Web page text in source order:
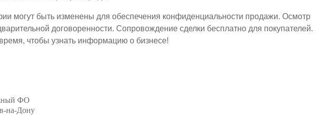
могут быть изменены для обеспечения конфиденциальности продажи. Осмотр
договоренности. Сопровождение сделки бесплатно для покупателей.
чтобы узнать информацию о бизнесе!
ФО
на-Дону